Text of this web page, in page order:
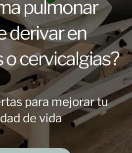
pulmonar
derivar en
o cervicalgias?
para mejorar tu
de vida